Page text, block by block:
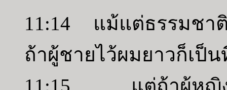
11:14 แม้แต่ธรรมชา
ถ้าผู้ชายไว้ผมยาวก็เป็